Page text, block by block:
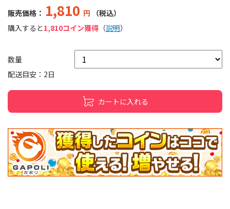
販売価格： 1,810 円
（税込）
購入すると1,810コイン獲得 （説明）
数量
配送目安：2日
カートに入れる